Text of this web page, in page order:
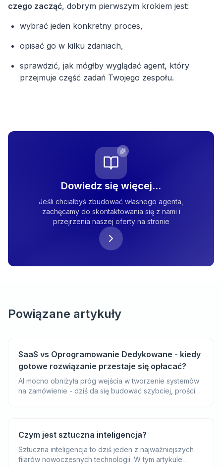
czego zacząć, dobrym pierwszym krokiem jest:
wybrać jeden konkretny proces,
opisać go w kilku zdaniach,
sprawdzić, jak mógłby wyglądać agent, który
przejmuje część zadań Twojego zespołu.
Dowiedz się więcej...
Jeśli chciałbyś zbudować własnego agenta,
zachęcamy do skontaktowania się z nami i
przejrzenia naszej oferty na stronie
Powiązane artykuły
SaaS vs Oprogramowanie Dedykowane - kiedy
gotowe rozwiązanie przestaje się opłacać?
AI mocno obniżyła próg wejścia w tworzenie systemów
na zamówienie - dziś da się budować szybciej, prościej
zbudować własne rozwiązanie dopasowane do
procesów firmy.
Czym jest sztuczna inteligencja?
Sztuczna inteligencja to dziś jeden z najważniejszych
filarów nowoczesnych technologii. W tym artykule